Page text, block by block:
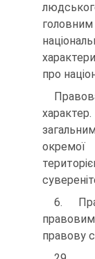
про
6.
правову